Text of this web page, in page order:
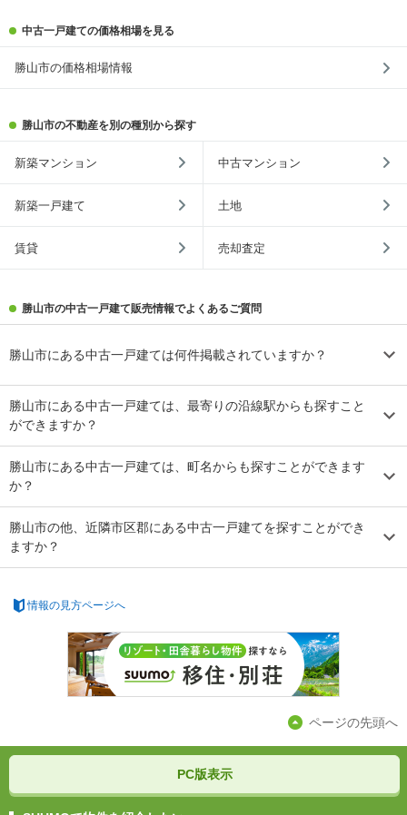
中古一戸建ての価格相場を見る
勝山市の価格相場情報
勝山市の不動産を別の種別から探す
新築マンション 中古マンション
新築一戸建て 土地
賃貸 売却査定
勝山市の中古一戸建て販売情報でよくあるご質問
勝山市にある中古一戸建ては何件掲載されていますか？
勝山市にある中古一戸建ては、最寄りの沿線駅からも探すこと
ができますか？
勝山市にある中古一戸建ては、町名からも探すことができます
か？
勝山市の他、近隣市区郡にある中古一戸建てを探すことができ
ますか？
情報の見方ページへ
ページの先頭へ
PC版表示